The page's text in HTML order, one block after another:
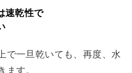
速乾性で
で一旦乾いても、再度、水
ます。